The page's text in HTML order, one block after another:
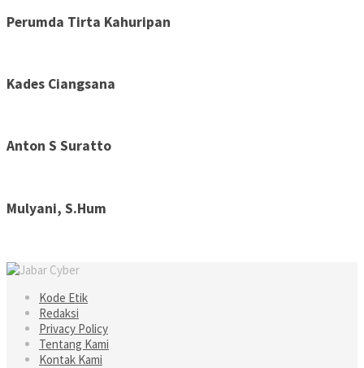
Perumda Tirta Kahuripan
Kades Ciangsana
Anton S Suratto
Mulyani, S.Hum
Kode Etik
Redaksi
Privacy Policy
Tentang Kami
Kontak Kami